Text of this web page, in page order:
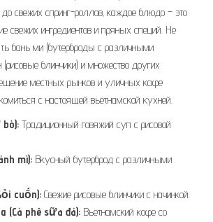
свежих спринг-роллов‚ каждое блюдо – это
свежих ингредиентов и пряных специй. Не
бань ми (бутерброды с различными
(рисовые блинчики) и множество других
местных рынков и уличных кафе
с настоящей вьетнамской кухней.
Традиционный говяжий суп с рисовой
mì): Вкусный бутерброд с различными
cuốn): Свежие рисовые блинчики с начинкой.
(Cà phê sữa đá): Вьетнамский кофе со